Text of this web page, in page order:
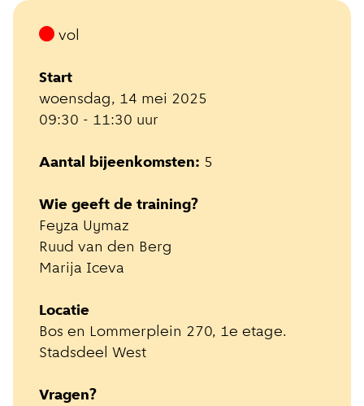
vol
Start
woensdag, 14 mei 2025
09:30 - 11:30 uur
Aantal bijeenkomsten: 5
Wie geeft de training?
Feyza Uymaz
Ruud van den Berg
Marija Iceva
Locatie
Bos en Lommerplein 270, 1e etage.
Stadsdeel West
Vragen?